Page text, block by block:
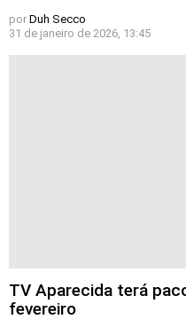
por Duh Secco
31 de janeiro de 2026, 13:45
TV Aparecida terá
fevereiro